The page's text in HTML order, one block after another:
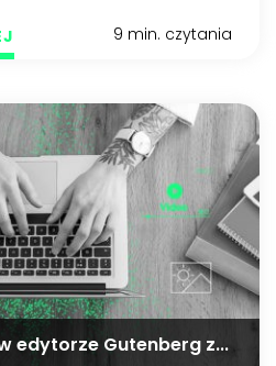
9 min. czytania
edytorze Gutenberg z...